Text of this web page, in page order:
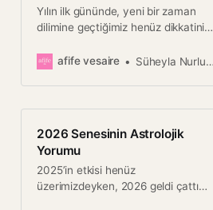
Yılın ilk gününde, yeni bir zaman
dilimine geçtiğimiz henüz dikkatinize
ayında odaklanmamız gereken
afife vesaire Süheyla Nurlu Çılgın
2026 Senesinin Astrolojik
Yorumu
2025’in etkisi henüz
üzerimizdeyken, 2026 geldi çattı